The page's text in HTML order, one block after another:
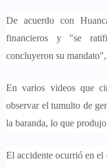
De acuerdo con
financieros y "se
concluyeron su
En varios videos que
observar el tumulto de
la baranda, lo que
El accidente ocurrió en